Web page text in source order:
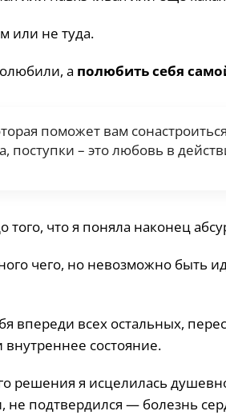
или не туда.
а полюбить себя
поможет вам
поступки – это любовь в
что я поняла наконец
чего, но невозможно быть
впереди всех остальных,
внутреннее состояние.
решения я исцелилась
не подтвердился — болезнь